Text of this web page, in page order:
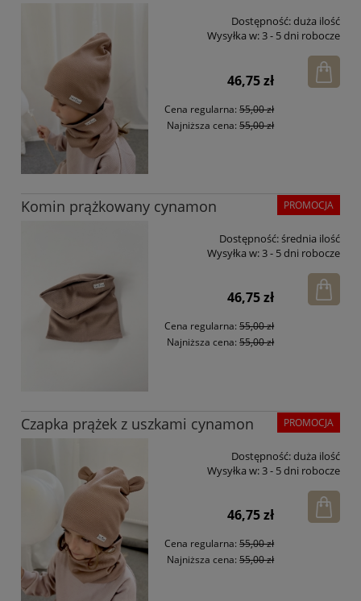
Dostępność:duża ilość
Wysyłka w:3 - 5 dni robocze
46,75 zł
Cena regularna:55,00 zł
Najniższa cena:55,00 zł
Komin prążkowany cynamon
Dostępność:średnia ilość
Wysyłka w: 3 - 5 dni robocze
46,75 zł
Cena regularna:55,00 zł
Najniższa cena:55,00 zł
PROMOCJA
Czapka prążek z uszkami cynamon
Dostępność:duża ilość
Wysyłka w: 3 - 5 dni robocze
46,75 zł
Cena regularna:55,00 zł
Najniższa cena:55,00 zł
PROMOCJA